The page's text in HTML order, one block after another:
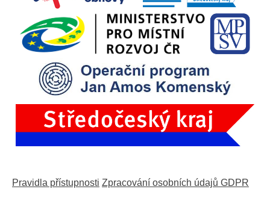
Pravidla přístupnosti Zpracování osobních údajů GDPR